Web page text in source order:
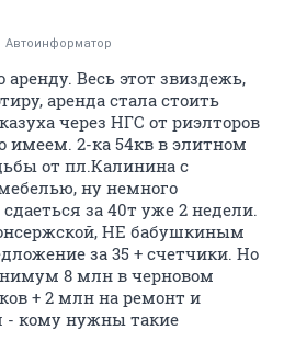
Автоинформатор
Весь этот звиздежь,
аренда стала стоить
через НГС от риэлторов
имеем. 2-ка 54кв в элитном
от пл.Калинина с
ну немного
за 40т уже 2 недели.
НЕ бабушкиным
за 35 + счетчики. Но
8 млн в черновом
+ 2 млн на ремонт и
- кому нужны такие